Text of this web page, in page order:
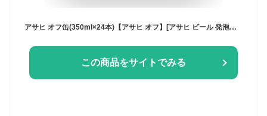
アサヒ オフ缶(350ml×24本)【アサヒ オフ】[アサヒ ビール 発泡酒 糖質ゼロ プリン体ゼロ]
この商品をサイトでみる